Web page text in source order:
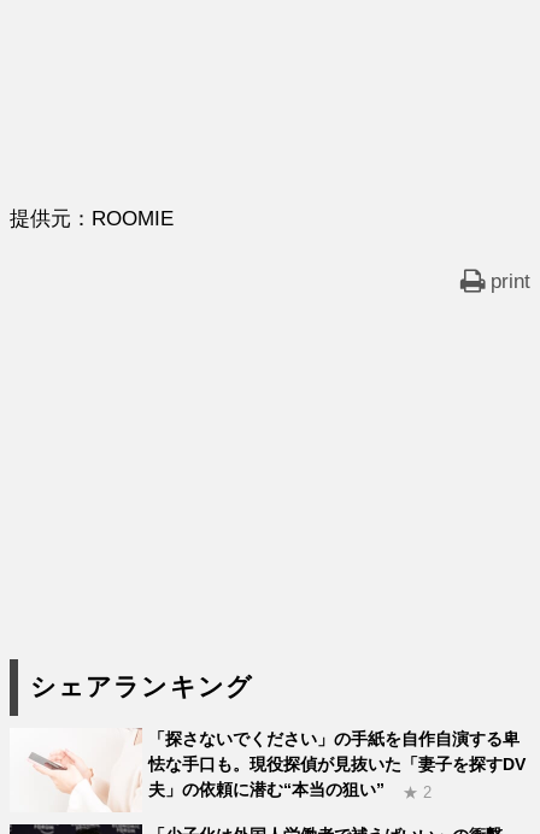
提供元：ROOMIE
print
シェアランキング
「探さないでください」の手紙を自作自演する卑
怯な手口も。現役探偵が見抜いた「妻子を探すDV
夫」の依頼に潜む“本当の狙い”
★ 2